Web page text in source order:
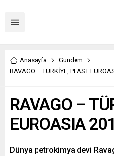
Anasayfa
Gündem
RAVAGO – TÜRKİYE, PLAST
RAVAGO –
EUROASIA
Dünya petrokimya devi